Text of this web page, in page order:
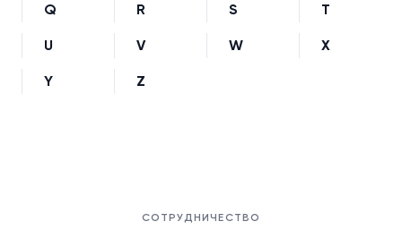
Q R S T
U V W X
Y Z
СОТРУДНИЧЕСТВО